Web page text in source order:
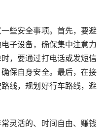
些安全事项。首先，要避
子设备，确保集中注意力
，要通过打电话或发短信
保自身安全。最后，在接
线，规划好行车路线，避
灵活的、时间自由、赚钱